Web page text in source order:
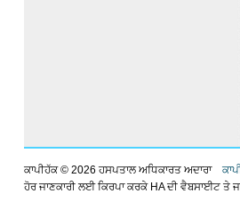
ਕਾਪੀਹੱਕ © 2026 ਹਸਪਤਾਲ ਅਧਿਕਾਰਤ ਅਦਾਰਾ
ਹੋਰ ਜਾਣਕਾਰੀ ਲਈ ਕਿਰਪਾ ਕਰਕੇ HA ਦੀ ਵੈਬਸਾਈਟ ਤੇ